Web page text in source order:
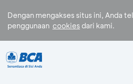
Dengan mengakses situs ini, Anda
penggunaan cookies dari kami.